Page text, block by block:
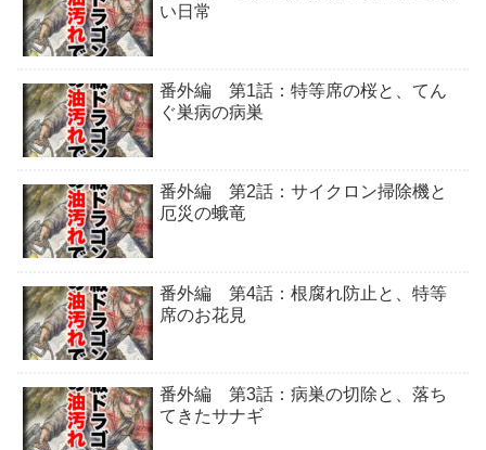
い日常
番外編 第1話：特等席の桜と、てん
ぐ巣病の病巣
番外編 第2話：サイクロン掃除機と
厄災の蛾竜
番外編 第4話：根腐れ防止と、特等
席のお花見
番外編 第3話：病巣の切除と、落ち
てきたサナギ